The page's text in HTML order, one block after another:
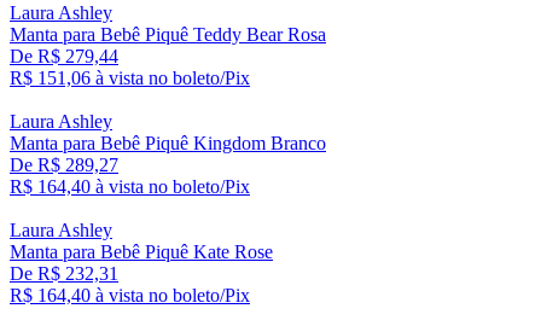
Laura Ashley
Manta para Bebê Piquê Teddy Bear Rosa
De R$ 279,44
R$ 151,06 à vista no boleto/Pix
Laura Ashley
Manta para Bebê Piquê Kingdom Branco
De R$ 289,27
R$ 164,40 à vista no boleto/Pix
Laura Ashley
Manta para Bebê Piquê Kate Rose
De R$ 232,31
R$ 164,40 à vista no boleto/Pix